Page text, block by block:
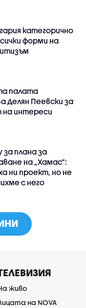
категорично
форми на
палата
Делян Пеевски за
на интереси
за плана за
на „Хамас“:
ни проект, но не
с него
живо
на NOVA